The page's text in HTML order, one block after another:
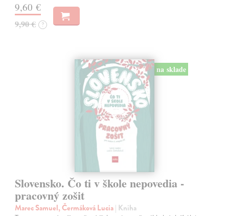
9,60 €
9,90 € ?
na sklade
Slovensko. Čo ti v škole nepovedia -
pracovný zošit
Marec Samuel, Čermáková Lucia| Kniha